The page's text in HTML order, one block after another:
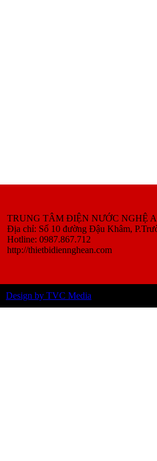
TRUNG TÂM ĐIỆN NƯỚC NGHỆ
Địa chỉ: Số 10 đường Đậu Khâm,
Hotline: 0987.867.712
http://thietbidiennghean.com
Design by TVC Media